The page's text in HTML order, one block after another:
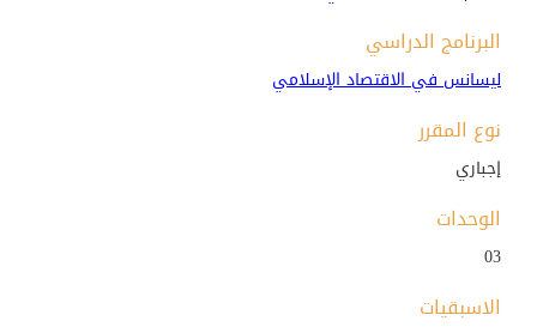
البرنامج الدراسي
ليسانس في الاقتصاد الإسلامي
نوع المقرر
إجباري
الوحدات
03
الاسبقيات